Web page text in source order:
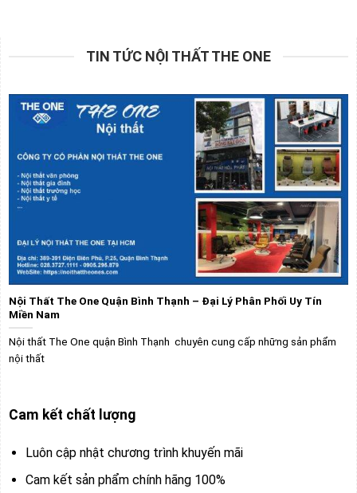
TIN TỨC NỘI THẤT THE ONE
Nội Thất The One Quận Bình Thạnh – Đại Lý Phân Phối Uy Tín
Miền Nam
Nội thất The One quận Bình Thạnh chuyên cung cấp những sản phẩm
nội thất
Cam kết chất lượng
Luôn cập nhật chương trình khuyến mãi
Cam kết sản phẩm chính hãng 100%